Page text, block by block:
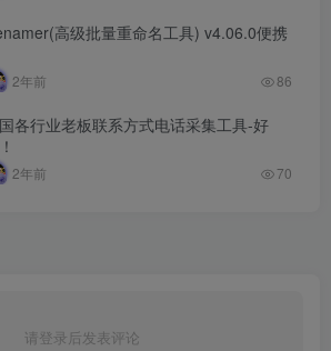
高级批量重命名工具) v4.06.0便携
2年前 86
各行业老板联系方式电话采集工具-好
2年前 70
请登录后发表评论